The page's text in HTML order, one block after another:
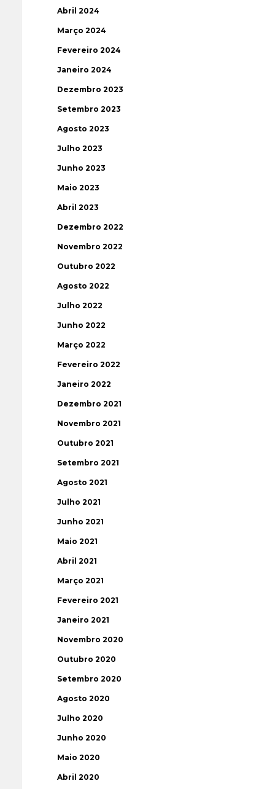
Abril 2024
Março 2024
Fevereiro 2024
Janeiro 2024
Dezembro 2023
Setembro 2023
Agosto 2023
Julho 2023
Junho 2023
Maio 2023
Abril 2023
Dezembro 2022
Novembro 2022
Outubro 2022
Agosto 2022
Julho 2022
Junho 2022
Março 2022
Fevereiro 2022
Janeiro 2022
Dezembro 2021
Novembro 2021
Outubro 2021
Setembro 2021
Agosto 2021
Julho 2021
Junho 2021
Maio 2021
Abril 2021
Março 2021
Fevereiro 2021
Janeiro 2021
Novembro 2020
Outubro 2020
Setembro 2020
Agosto 2020
Julho 2020
Junho 2020
Maio 2020
Abril 2020